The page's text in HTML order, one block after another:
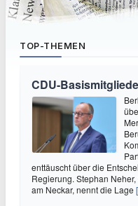
TOP-THEMEN
CDU-
enttäuscht über die
Regierung. Stephan
am Neckar, nennt die Lage